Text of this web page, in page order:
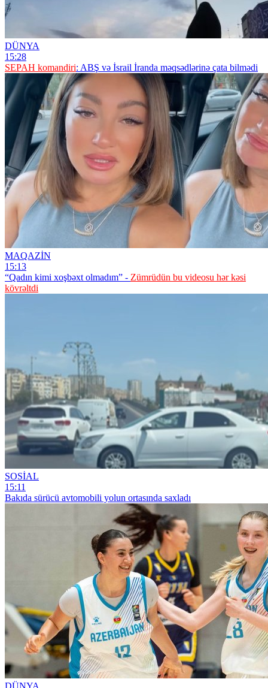
DÜNYA
15:28
SEPAH komandiri: ABŞ və İsrail İranda məqsədlərinə çata bilmədi
MAQAZİN
15:13
“Qadın kimi xoşbəxt olmadım” - Zümrüdün bu videosu hər kəsi
kövrəltdi
SOSİAL
15:11
Bakıda sürücü avtomobili yolun ortasında saxladı
DÜNYA